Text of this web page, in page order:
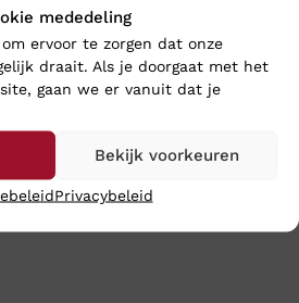
mededeling
ervoor te zorgen dat onze
draait. Als je doorgaat met het
gaan we er vanuit dat je
Bekijk voorkeuren
Privacybeleid
– Wijdte H
€ 209,95